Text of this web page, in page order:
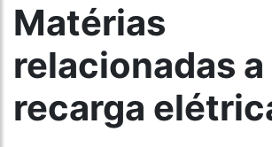
Matérias
relacionadas a
recarga